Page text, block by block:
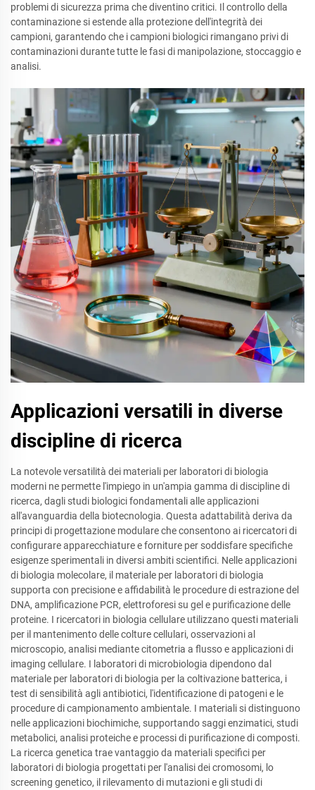
problemi di sicurezza prima che diventino critici. Il controllo della
contaminazione si estende alla protezione dell'integrità dei
campioni, garantendo che i campioni biologici rimangano privi di
contaminazioni durante tutte le fasi di manipolazione, stoccaggio e
analisi.
Applicazioni versatili in diverse
discipline di ricerca
La notevole versatilità dei materiali per laboratori di biologia
moderni ne permette l'impiego in un'ampia gamma di discipline di
ricerca, dagli studi biologici fondamentali alle applicazioni
all'avanguardia della biotecnologia. Questa adattabilità deriva da
principi di progettazione modulare che consentono ai ricercatori di
configurare apparecchiature e forniture per soddisfare specifiche
esigenze sperimentali in diversi ambiti scientifici. Nelle applicazioni
di biologia molecolare, il materiale per laboratori di biologia
supporta con precisione e affidabilità le procedure di estrazione del
DNA, amplificazione PCR, elettroforesi su gel e purificazione delle
proteine. I ricercatori in biologia cellulare utilizzano questi materiali
per il mantenimento delle colture cellulari, osservazioni al
microscopio, analisi mediante citometria a flusso e applicazioni di
imaging cellulare. I laboratori di microbiologia dipendono dal
materiale per laboratori di biologia per la coltivazione batterica, i
test di sensibilità agli antibiotici, l'identificazione di patogeni e le
procedure di campionamento ambientale. I materiali si distinguono
nelle applicazioni biochimiche, supportando saggi enzimatici, studi
metabolici, analisi proteiche e processi di purificazione di composti.
La ricerca genetica trae vantaggio da materiali specifici per
laboratori di biologia progettati per l'analisi dei cromosomi, lo
screening genetico, il rilevamento di mutazioni e gli studi di